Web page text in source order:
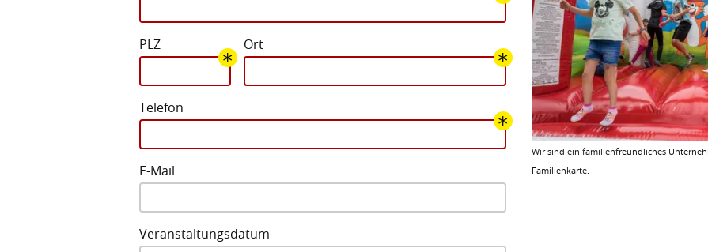
PLZ Ort
Telefon
E-Mail
Veranstaltungsdatum
Wir sind ein familienfreundliches
Familienkarte.